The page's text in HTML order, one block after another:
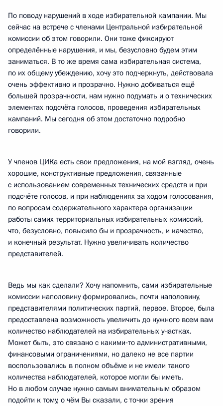
По поводу нарушений в ходе избирательной кампании. Мы
сейчас на встрече с членами Центральной избирательной
комиссии об этом говорили. Они тоже фиксируют
определённые нарушения, и мы, безусловно будем этим
заниматься. В то же время сама избирательная система,
по их общему убеждению, хочу это подчеркнуть, действовала
очень эффективно и прозрачно. Нужно добиваться ещё
большей прозрачности, нам нужно подумать и о технических
элементах подсчёта голосов, проведения избирательных
кампаний. Мы сегодня об этом достаточно подробно
говорили.
У членов ЦИКа есть свои предложения, на мой взгляд, очень
хорошие, конструктивные предложения, связанные
с использованием современных технических средств и при
подсчёте голосов, и при наблюдениях за ходом голосования,
по вопросам содержательного характера организации
работы самих территориальных избирательных комиссий,
что, безусловно, повысило бы и прозрачность, и качество,
и конечный результат. Нужно увеличивать количество
представителей.
Ведь мы как сделали? Хочу напомнить, сами избирательные
комиссии наполовину формировались, почти наполовину,
представителями политических партий, первое. Второе, была
предоставлена возможность увеличить до нужного всем вам
количество наблюдателей на избирательных участках.
Может быть, это связано с какими‑то административными,
финансовыми ограничениями, но далеко не все партии
воспользовались в полном объёме и не имели такого
количества наблюдателей, которое могли бы иметь.
Но в любом случае нужно самым внимательным образом
подойти к тому, о чём Вы сказали, с точки зрения